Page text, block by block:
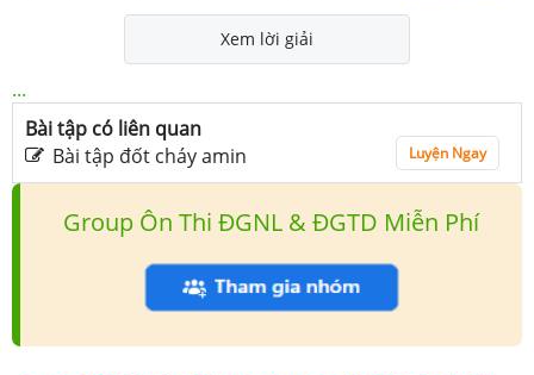
Xem lời giải
...
Bài tập có liên quan
Bài tập đốt cháy amin
Luyện Ngay
Group Ôn Thi ĐGNL & ĐGTD Miễn Phí